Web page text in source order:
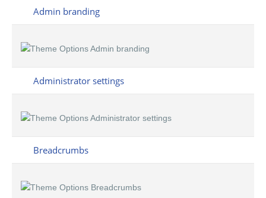
Admin branding
Administrator settings
Breadcrumbs